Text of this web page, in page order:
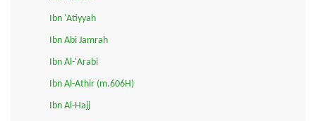
Ibn 'Atiyyah
Ibn Abi Jamrah
Ibn Al-'Arabi
Ibn Al-Athir (m.606H)
Ibn Al-Hajj